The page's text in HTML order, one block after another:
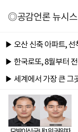
◎공감언론 뉴시스